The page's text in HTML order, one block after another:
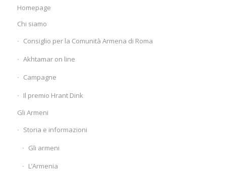
Homepage
Chi siamo
Consiglio per la Comunità Armena di Roma
Akhtamar on line
Campagne
Il premio Hrant Dink
Gli Armeni
Storia e informazioni
Gli armeni
L’Armenia